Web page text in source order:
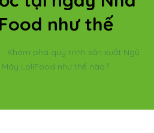
như thế
Khám phá quy trình sản xuất Ngũ
LoliFood như thế nào?